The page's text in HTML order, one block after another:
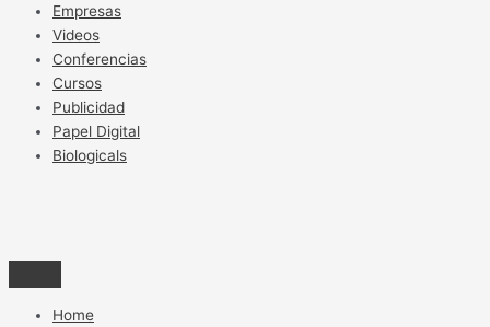
Empresas
Videos
Conferencias
Cursos
Publicidad
Papel Digital
Biologicals
Home